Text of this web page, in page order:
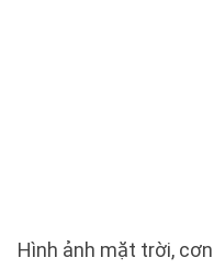
Hình ảnh mặt trời,